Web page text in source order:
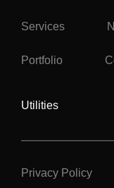
Services
Portfolio
Utilities
Privacy Policy